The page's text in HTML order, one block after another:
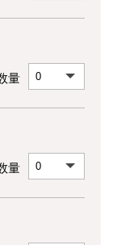
量
量